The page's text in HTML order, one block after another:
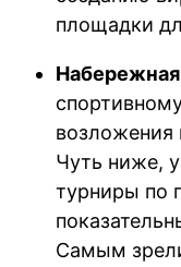
площадки
Чуть ниже,
турниры по
Самым